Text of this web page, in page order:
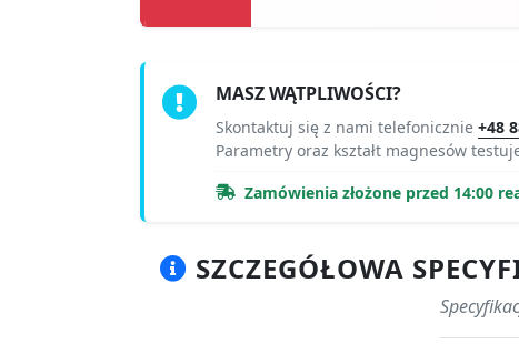
MASZ WĄTPLIWOŚCI?
Skontaktuj się z nami telefonicznie +48
Parametry oraz kształt magnesów
Zamówienia złożone przed 14:00
SZCZEGÓŁOWA